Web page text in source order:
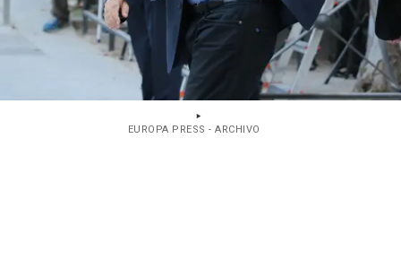
EUROPA PRESS - ARCHIVO